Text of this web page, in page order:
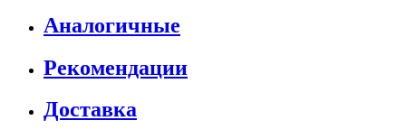
Аналогичные
Рекомендации
Доставка